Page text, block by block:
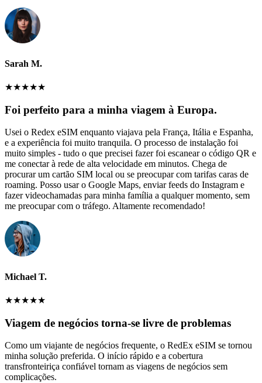
Sarah M.
★★★★★
Foi perfeito para a minha viagem à Europa.
Usei o Redex eSIM enquanto viajava pela França, Itália e Espanha,
e a experiência foi muito tranquila. O processo de instalação foi
muito simples - tudo o que precisei fazer foi escanear o código QR e
me conectar à rede de alta velocidade em minutos. Chega de
procurar um cartão SIM local ou se preocupar com tarifas caras de
roaming. Posso usar o Google Maps, enviar feeds do Instagram e
fazer videochamadas para minha família a qualquer momento, sem
me preocupar com o tráfego. Altamente recomendado!
Michael T.
★★★★★
Viagem de negócios torna-se livre de problemas
Como um viajante de negócios frequente, o RedEx eSIM se tornou
minha solução preferida. O início rápido e a cobertura
transfronteiriça confiável tornam as viagens de negócios sem
complicações.